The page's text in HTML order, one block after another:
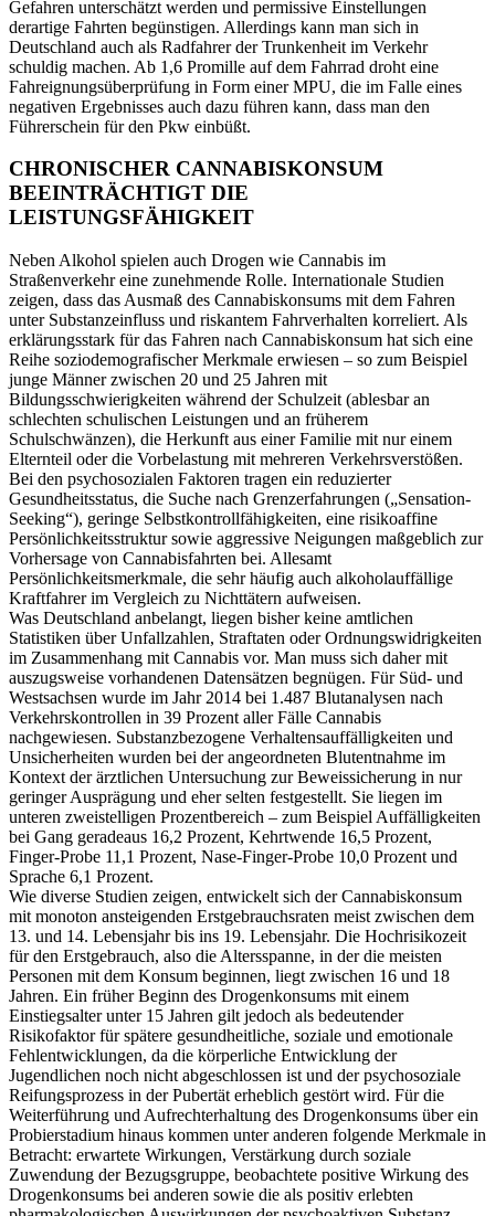
Gefahren unterschätzt werden und permissive Einstellungen
derartige Fahrten begünstigen. Allerdings kann man sich in
Deutschland auch als Radfahrer der Trunkenheit im Verkehr
schuldig machen. Ab 1,6 Promille auf dem Fahrrad droht eine
Fahreignungsüberprüfung in Form einer MPU, die im Falle eines
negativen Ergebnisses auch dazu führen kann, dass man den
Führerschein für den Pkw einbüßt.
CHRONISCHER CANNABISKONSUM
BEEINTRÄCHTIGT DIE
LEISTUNGSFÄHIGKEIT
Neben Alkohol spielen auch Drogen wie Cannabis im
Straßenverkehr eine zunehmende Rolle. Internationale Studien
zeigen, dass das Ausmaß des Cannabiskonsums mit dem Fahren
unter Substanzeinfluss und riskantem Fahrverhalten korreliert. Als
erklärungsstark für das Fahren nach Cannabiskonsum hat sich eine
Reihe soziodemografischer Merkmale erwiesen – so zum Beispiel
junge Männer zwischen 20 und 25 Jahren mit
Bildungsschwierigkeiten während der Schulzeit (ablesbar an
schlechten schulischen Leistungen und an früherem
Schulschwänzen), die Herkunft aus einer Familie mit nur einem
Elternteil oder die Vorbelastung mit mehreren Verkehrsverstößen.
Bei den psychosozialen Faktoren tragen ein reduzierter
Gesundheitsstatus, die Suche nach Grenzerfahrungen („Sensation-
Seeking“), geringe Selbstkontrollfähigkeiten, eine risikoaffine
Persönlichkeitsstruktur sowie aggressive Neigungen maßgeblich zur
Vorhersage von Cannabisfahrten bei. Allesamt
Persönlichkeitsmerkmale, die sehr häufig auch alkoholauffällige
Kraftfahrer im Vergleich zu Nichttätern aufweisen.
Was Deutschland anbelangt, liegen bisher keine amtlichen
Statistiken über Unfallzahlen, Straftaten oder Ordnungswidrigkeiten
im Zusammenhang mit Cannabis vor. Man muss sich daher mit
auszugsweise vorhandenen Datensätzen begnügen. Für Süd- und
Westsachsen wurde im Jahr 2014 bei 1.487 Blutanalysen nach
Verkehrskontrollen in 39 Prozent aller Fälle Cannabis
nachgewiesen. Substanzbezogene Verhaltensauffälligkeiten und
Unsicherheiten wurden bei der angeordneten Blutentnahme im
Kontext der ärztlichen Untersuchung zur Beweissicherung in nur
geringer Ausprägung und eher selten festgestellt. Sie liegen im
unteren zweistelligen Prozentbereich – zum Beispiel Auffälligkeiten
bei Gang geradeaus 16,2 Prozent, Kehrtwende 16,5 Prozent,
Finger-Probe 11,1 Prozent, Nase-Finger-Probe 10,0 Prozent und
Sprache 6,1 Prozent.
Wie diverse Studien zeigen, entwickelt sich der Cannabiskonsum
mit monoton ansteigenden Erstgebrauchsraten meist zwischen dem
13. und 14. Lebensjahr bis ins 19. Lebensjahr. Die Hochrisikozeit
für den Erstgebrauch, also die Altersspanne, in der die meisten
Personen mit dem Konsum beginnen, liegt zwischen 16 und 18
Jahren. Ein früher Beginn des Drogenkonsums mit einem
Einstiegsalter unter 15 Jahren gilt jedoch als bedeutender
Risikofaktor für spätere gesundheitliche, soziale und emotionale
Fehlentwicklungen, da die körperliche Entwicklung der
Jugendlichen noch nicht abgeschlossen ist und der psychosoziale
Reifungsprozess in der Pubertät erheblich gestört wird. Für die
Weiterführung und Aufrechterhaltung des Drogenkonsums über ein
Probierstadium hinaus kommen unter anderen folgende Merkmale in
Betracht: erwartete Wirkungen, Verstärkung durch soziale
Zuwendung der Bezugsgruppe, beobachtete positive Wirkung des
Drogenkonsums bei anderen sowie die als positiv erlebten